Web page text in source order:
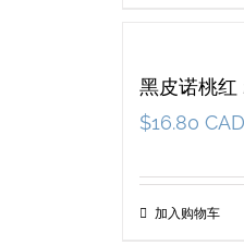
黑皮诺桃红
$16.80 CAD
加入购物车